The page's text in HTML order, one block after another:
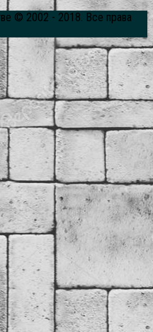
© 2002 - 2018. Все права